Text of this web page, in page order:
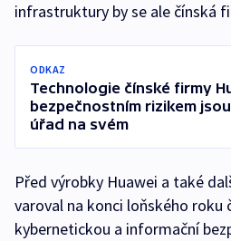
infrastruktury by se ale čínská
ODKAZ
Technologie čínské firmy
bezpečnostním rizikem
úřad na svém
Před výrobky Huawei a také
varoval na konci loňského roku
kybernetickou a informační